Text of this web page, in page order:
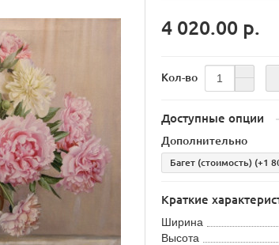
4 020.00 р.
Кол-во
Доступные опции
Дополнительно
Багет (стоимость) (+1
Краткие
Ширина
Высота